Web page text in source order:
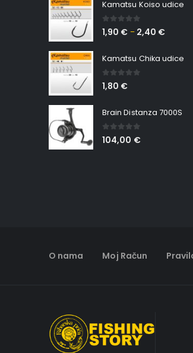
Kamatsu Koiso udice
0 out of 5
1,90 € – 2,40 €
Kamatsu Chika udice
0 out of 5
1,80 €
Brain Distanza 7000S
0out of 5
104,00 €
O nama Moj Račun